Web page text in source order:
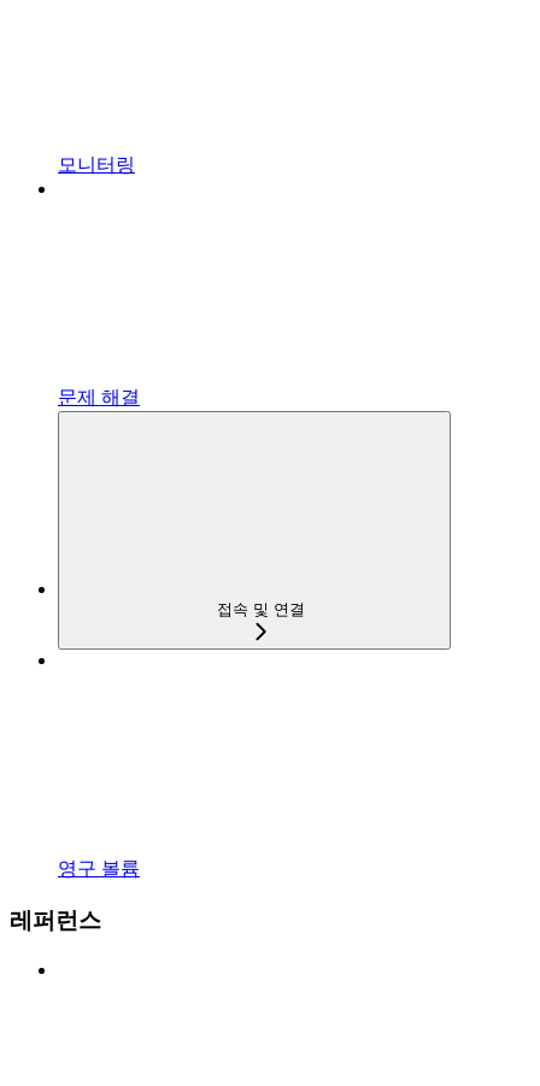
모니터링
문제 해결
접속 및 연결
영구 볼륨
레퍼런스